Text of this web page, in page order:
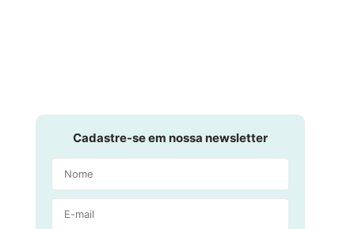
Cadastre-se em nossa newsletter